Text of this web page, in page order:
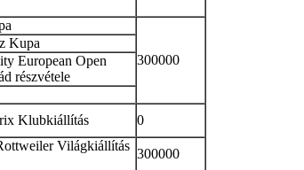
300000
Kupa
European Open
részvétele
Klubkiállítás 0
Világkiállítás
300000